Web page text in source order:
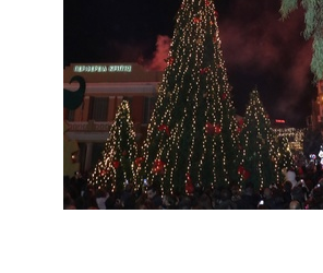
ΠΟΛΙΤΙΣΜΟΣ
ΑΝΘΕΚΤΙΚΗ